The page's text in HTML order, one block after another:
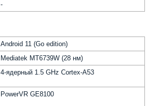
-
Android 11 (Go edition)
Mediatek MT6739W (28 нм)
4-ядерный 1.5 GHz Cortex-A53
PowerVR GE8100